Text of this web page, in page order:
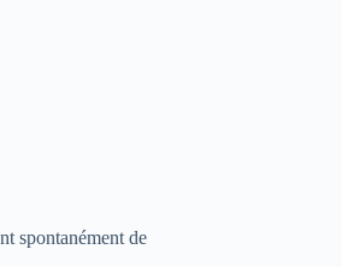
spontanément de